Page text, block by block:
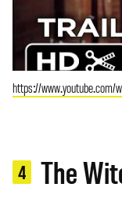
https://www.youtube.com/
4 The